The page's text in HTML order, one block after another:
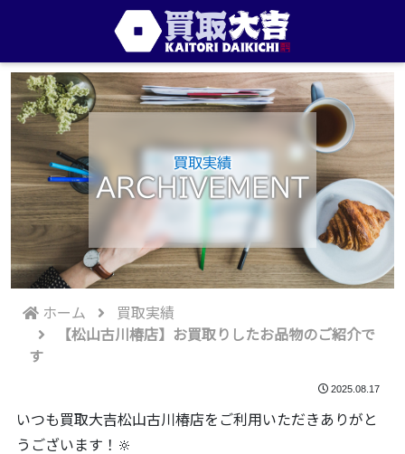
買取実績
ARCHIVEMENT
ホーム
買取実績
【松山古川椿店】お買取りしたお品物のご紹介で
す
2025.08.17
いつも買取大吉松山古川椿店をご利用いただきありがと
うございます！🔆